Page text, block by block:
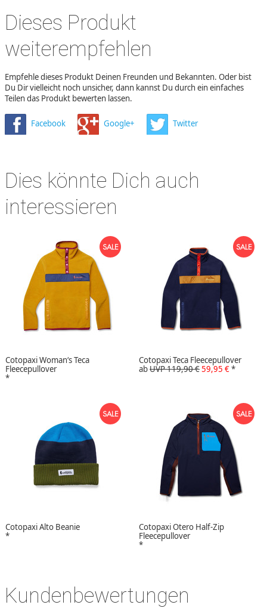
Dieses Produkt
weiterempfehlen
Empfehle dieses Produkt Deinen Freunden und Bekannten. Oder bist
Du Dir vielleicht noch unsicher, dann kannst Du durch ein einfaches
Teilen das Produkt bewerten lassen.
Facebook Google+ Twitter
Dies könnte Dich auch
interessieren
Cotopaxi Woman‘s Teca
Fleecepullover
*
Cotopaxi Teca Fleecepullover
abUVP 119,90 €59,95 €*
Cotopaxi Alto Beanie
*
Cotopaxi Otero Half-Zip
Fleecepullover
*
Kundenbewertungen